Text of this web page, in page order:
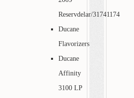
Reservdelar/31741174
Ducane
Flavorizers
Ducane
Affinity
3100 LP